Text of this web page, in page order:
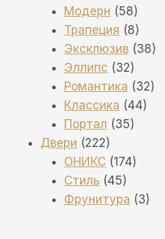
товаров
Модерн 5858
Трапеция 88
Эксклюзив 3838
Эллипс 3232
товара
Романтика 3232
Классика 4444
Портал 3535
Двери 222222
товара
ОНИКС 174174
Стиль 4545
товаров
Фрунитура 33